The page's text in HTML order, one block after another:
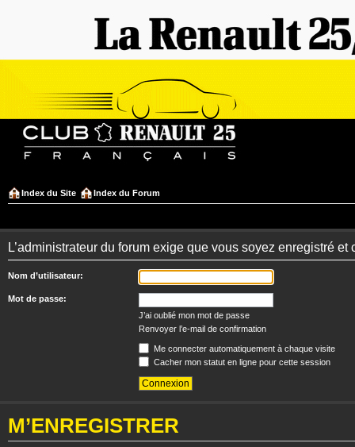
Index du Site Index du Forum
L’administrateur du forum exige que vous soyez enregistré
Nom d’utilisateur:
Mot de passe:
J’ai oublié mon mot de passe
Renvoyer l’e-mail de confirmation
Me connecter automatiquement à chaque visite
Cacher mon statut en ligne pour cette session
M’ENREGISTRER